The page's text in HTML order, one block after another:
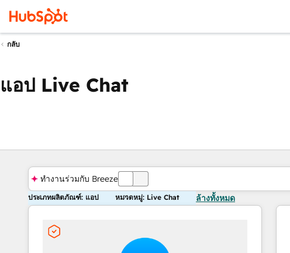
กลับ
แอป Live Chat
ทำงานร่วมกับ Breezeปิด
ประเภทผลิตภัณฑ์: แอป หมวดหมู่: Live Chat ล้างทั้งหมด